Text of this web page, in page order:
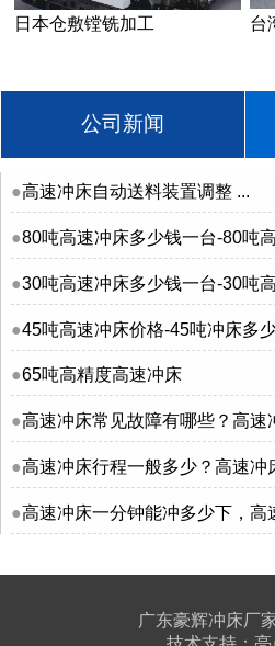
日本仓敷镗铣加工 台
公司新闻
高速冲床自动送料装置调整 ...
80吨高速冲床多少钱一台-80吨
30吨高速冲床多少钱一台-30吨
45吨高速冲床价格-45吨冲床多
65吨高精度高速冲床
高速冲床常见故障有哪些？高速
高速冲床行程一般多少？高速冲
高速冲床一分钟能冲多少下，高
广东豪辉冲床厂